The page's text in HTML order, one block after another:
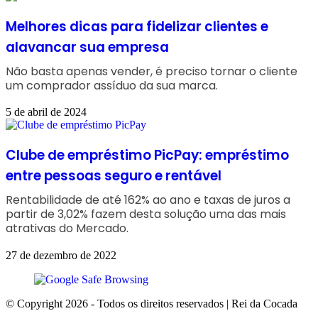
Melhores dicas para fidelizar clientes e
alavancar sua empresa
Não basta apenas vender, é preciso tornar o cliente
um comprador assíduo da sua marca.
5 de abril de 2024
Clube de empréstimo PicPay: empréstimo
entre pessoas seguro e rentável
Rentabilidade de até 162% ao ano e taxas de juros a
partir de 3,02% fazem desta solução uma das mais
atrativas do Mercado.
27 de dezembro de 2022
© Copyright 2026 - Todos os direitos reservados | Rei da Cocada